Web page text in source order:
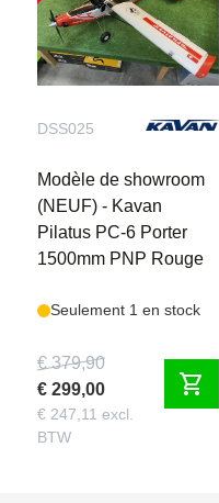
DSS025
Modèle de showroom
(NEUF) - Kavan
Pilatus PC-6 Porter
1500mm PNP Rouge
Seulement 1 en stock
€ 379,90
€ 299,00
€ 247,11 excl.
BTW
shopping_cart